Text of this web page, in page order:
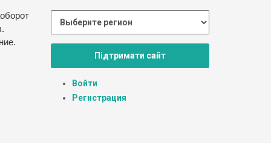
Підтримати сайт
Войти
Регистрация